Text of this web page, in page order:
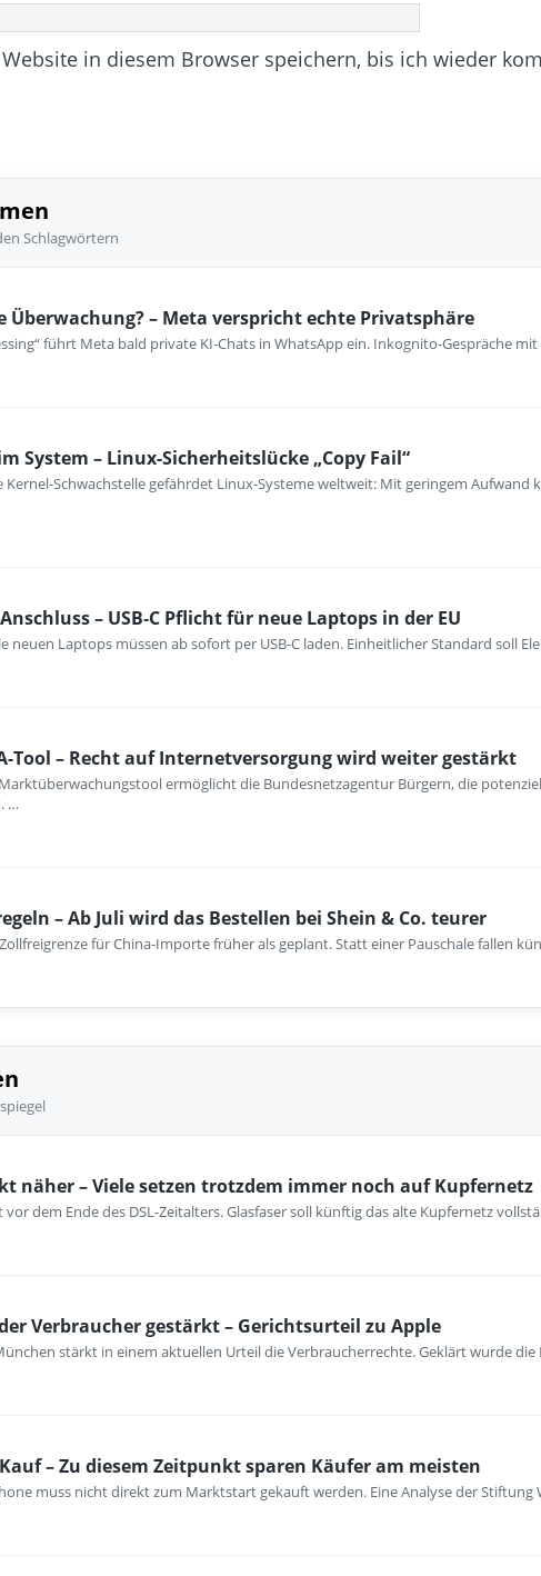
in diesem Browser speichern, bis ich wieder
Schlagwörtern
Überwachung? – Meta verspricht echte Privatsphäre
führt Meta bald private KI-Chats in WhatsApp ein. Inkognito-Gespräche
System – Linux-Sicherheitslücke „Copy Fail“
Kernel-Schwachstelle gefährdet Linux-Systeme weltweit: Mit geringem
– USB‑C Pflicht für neue Laptops in der EU
neuen Laptops müssen ab sofort per USB-C laden. Einheitlicher Standard soll
Tool – Recht auf Internetversorgung wird weiter gestärkt
ermöglicht die Bundesnetzagentur Bürgern, die
…
– Ab Juli wird das Bestellen bei Shein & Co. teurer
für China-Importe früher als geplant. Statt einer Pauschale fallen
näher – Viele setzen trotzdem immer noch auf Kupfernetz
dem Ende des DSL-Zeitalters. Glasfaser soll künftig das alte Kupfernetz
Verbraucher gestärkt – Gerichtsurteil zu Apple
stärkt in einem aktuellen Urteil die Verbraucherrechte. Geklärt wurde die
– Zu diesem Zeitpunkt sparen Käufer am meisten
muss nicht direkt zum Marktstart gekauft werden. Eine Analyse der Stiftung